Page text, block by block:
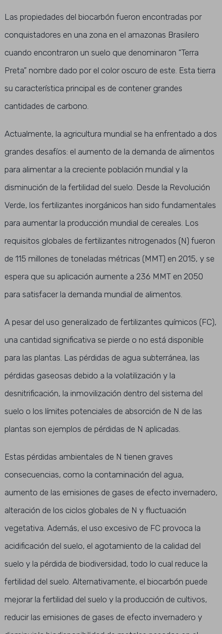
Las propiedades del biocarbón fueron encontradas por
conquistadores en una zona en el amazonas Brasilero
cuando encontraron un suelo que denominaron “Terra
Preta” nombre dado por el color oscuro de este. Esta tierra
su característica principal es de contener grandes
cantidades de carbono.
Actualmente, la agricultura mundial se ha enfrentado a dos
grandes desafíos: el aumento de la demanda de alimentos
para alimentar a la creciente población mundial y la
disminución de la fertilidad del suelo. Desde la Revolución
Verde, los fertilizantes inorgánicos han sido fundamentales
para aumentar la producción mundial de cereales. Los
requisitos globales de fertilizantes nitrogenados (N) fueron
de 115 millones de toneladas métricas (MMT) en 2015, y se
espera que su aplicación aumente a 236 MMT en 2050
para satisfacer la demanda mundial de alimentos.
A pesar del uso generalizado de fertilizantes químicos (FC),
una cantidad significativa se pierde o no está disponible
para las plantas. Las pérdidas de agua subterránea, las
pérdidas gaseosas debido a la volatilización y la
desnitrificación, la inmovilización dentro del sistema del
suelo o los límites potenciales de absorción de N de las
plantas son ejemplos de pérdidas de N aplicadas.
Estas pérdidas ambientales de N tienen graves
consecuencias, como la contaminación del agua,
aumento de las emisiones de gases de efecto invernadero,
alteración de los ciclos globales de N y fluctuación
vegetativa. Además, el uso excesivo de FC provoca la
acidificación del suelo, el agotamiento de la calidad del
suelo y la pérdida de biodiversidad, todo lo cual reduce la
fertilidad del suelo. Alternativamente, el biocarbón puede
mejorar la fertilidad del suelo y la producción de cultivos,
reducir las emisiones de gases de efecto invernadero y